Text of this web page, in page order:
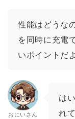
性能はどうな
を同時に充電
いポイントだ
おにいさん
は
れ